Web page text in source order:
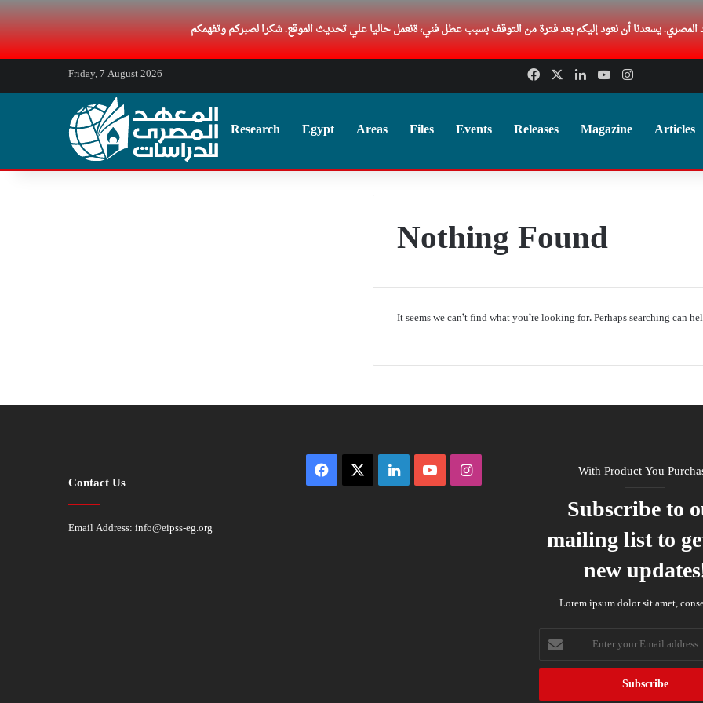
Friday, 7 August 2026 FacebookLinkedIn
YouTubeInstagram
Research Egypt Areas Files Events Releases Magazine Articles
Nothing Found
It seems we can’t find what you’re looking for. Perhaps searching can
Contact Us
Email Address:info@eipss-eg.org
Facebook LinkedIn YouTubeInstagram With Product You
Subscribe to
mailing list to
new
Lorem ipsum dolor sit amet,
Enter
your
Email